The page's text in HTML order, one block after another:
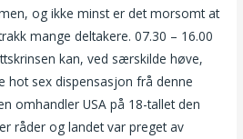
og ikke minst er det morsomt at
mange deltakere. 07.30 – 16.00
kan, ved særskilde høve,
hot sex dispensasjon frå denne
omhandler USA på 18-tallet den
råder og landet var preget av